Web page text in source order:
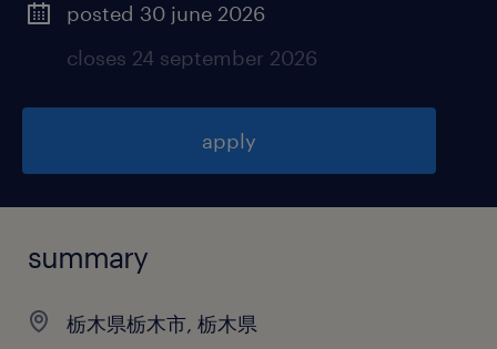
posted 30 june 2026
closes 24 september 2026
apply
summary
栃木県栃木市, 栃木県